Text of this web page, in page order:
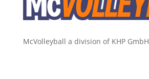
McVolleyball a division of KHP GmbH